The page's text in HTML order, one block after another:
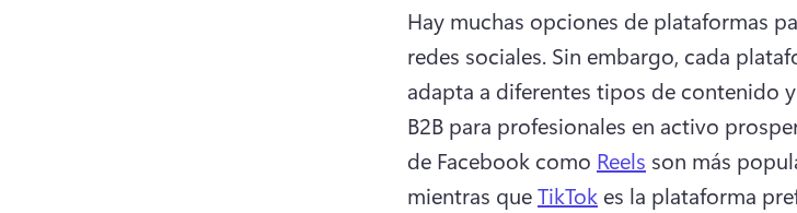
Hay muchas opciones de plataformas
redes sociales. Sin embargo, cada
adapta a diferentes tipos de contenido
B2B para profesionales en activo
de Facebook como Reels son más
mientras que TikTok es la plataforma